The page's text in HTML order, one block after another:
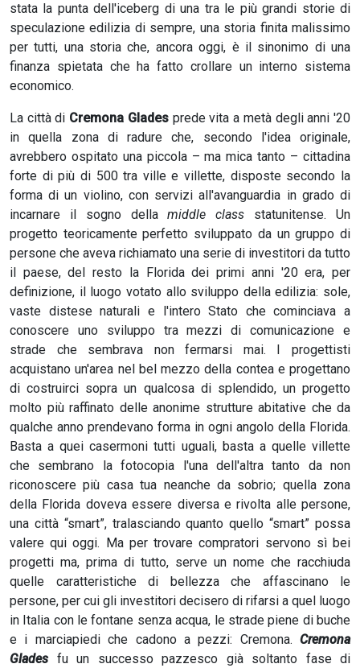
stata la punta dell'iceberg di una tra le più grandi storie di
speculazione edilizia di sempre, una storia finita malissimo
per tutti, una storia che, ancora oggi, è il sinonimo di una
finanza spietata che ha fatto crollare un interno sistema
economico.
La città di Cremona Gladesprede vita a metà degli anni '20
in quella zona di radure che, secondo l'idea originale,
avrebbero ospitato una piccola – ma mica tanto – cittadina
forte di più di 500 tra ville e villette, disposte secondo la
forma di un violino, con servizi all'avanguardia in grado di
incarnare il sogno dellamiddle class statunitense. Un
progetto teoricamente perfetto sviluppato da un gruppo di
persone che aveva richiamato una serie di investitori da tutto
il paese, del resto la Florida dei primi anni '20 era, per
definizione, il luogo votato allo sviluppo della edilizia: sole,
vaste distese naturali e l'intero Stato che cominciava a
conoscere uno sviluppo tra mezzi di comunicazione e
strade che sembrava non fermarsi mai. I progettisti
acquistano un'area nel bel mezzo della contea e progettano
di costruirci sopra un qualcosa di splendido, un progetto
molto più raffinato delle anonime strutture abitative che da
qualche anno prendevano forma in ogni angolo della Florida.
Basta a quei casermoni tutti uguali, basta a quelle villette
che sembrano la fotocopia l'una dell'altra tanto da non
riconoscere più casa tua neanche da sobrio; quella zona
della Florida doveva essere diversa e rivolta alle persone,
una città “smart”, tralasciando quanto quello “smart” possa
valere qui oggi. Ma per trovare compratori servono sì bei
progetti ma, prima di tutto, serve un nome che racchiuda
quelle caratteristiche di bellezza che affascinano le
persone, per cui gli investitori decisero di rifarsi a quel luogo
in Italia con le fontane senza acqua, le strade piene di buche
e i marciapiedi che cadono a pezzi: Cremona. Cremona
Glades fu un successo pazzesco già soltanto fase di